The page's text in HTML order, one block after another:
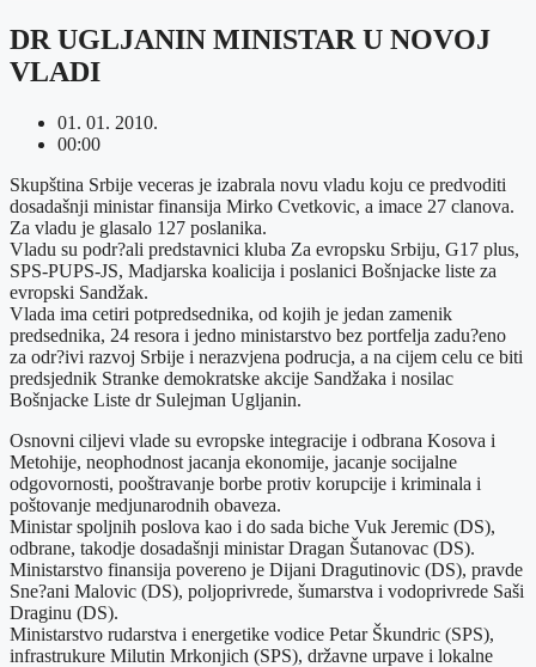
DR UGLJANIN MINISTAR U NOVOJ
VLADI
01. 01. 2010.
00:00
Skupština Srbije veceras je izabrala novu vladu koju ce predvoditi
dosadašnji ministar finansija Mirko Cvetkovic, a imace 27 clanova.
Za vladu je glasalo 127 poslanika.
Vladu su podr?ali predstavnici kluba Za evropsku Srbiju, G17 plus,
SPS-PUPS-JS, Madjarska koalicija i poslanici Bošnjacke liste za
evropski Sandžak.
Vlada ima cetiri potpredsednika, od kojih je jedan zamenik
predsednika, 24 resora i jedno ministarstvo bez portfelja zadu?eno
za odr?ivi razvoj Srbije i nerazvjena podrucja, a na cijem celu ce biti
predsjednik Stranke demokratske akcije Sandžaka i nosilac
Bošnjacke Liste dr Sulejman Ugljanin.
Osnovni ciljevi vlade su evropske integracije i odbrana Kosova i
Metohije, neophodnost jacanja ekonomije, jacanje socijalne
odgovornosti, pooštravanje borbe protiv korupcije i kriminala i
poštovanje medjunarodnih obaveza.
Ministar spoljnih poslova kao i do sada biche Vuk Jeremic (DS),
odbrane, takodje dosadašnji ministar Dragan Šutanovac (DS).
Ministarstvo finansija povereno je Dijani Dragutinovic (DS), pravde
Sne?ani Malovic (DS), poljoprivrede, šumarstva i vodoprivrede Saši
Draginu (DS).
Ministarstvo rudarstva i energetike vodice Petar Škundric (SPS),
infrastrukure Milutin Mrkonjich (SPS), državne urpave i lokalne